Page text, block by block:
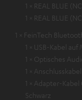
1 × REAL BLUE
1 × REAL BLUE
1 × FeinTech
1 × USB-Kabel
1 × Optisches
1 ×
1 × Adapter-
Schwarz